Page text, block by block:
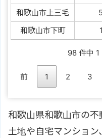
和歌山市上三毛
和歌山市下町
98 件中 1
前 1 2 3
和歌山県和歌山市の不
土地や自宅マンショ